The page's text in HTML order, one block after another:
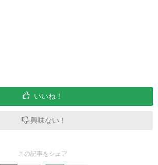
いいね！
興味ない！
この記事をシェア